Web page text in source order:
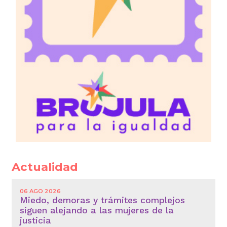
Actualidad
06 AGO 2026
Miedo, demoras y trámites complejos
siguen alejando a las mujeres de la
justicia